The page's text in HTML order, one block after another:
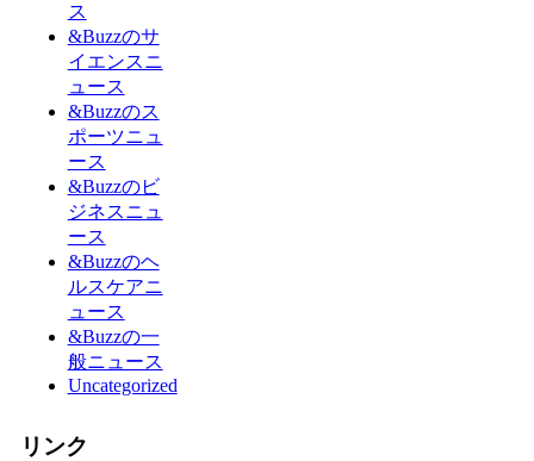
ス
&Buzzのサ
イエンスニ
ュース
&Buzzのス
ポーツニュ
ース
&Buzzのビ
ジネスニュ
ース
&Buzzのヘ
ルスケアニ
ュース
&Buzzの一
般ニュース
Uncategorized
リンク